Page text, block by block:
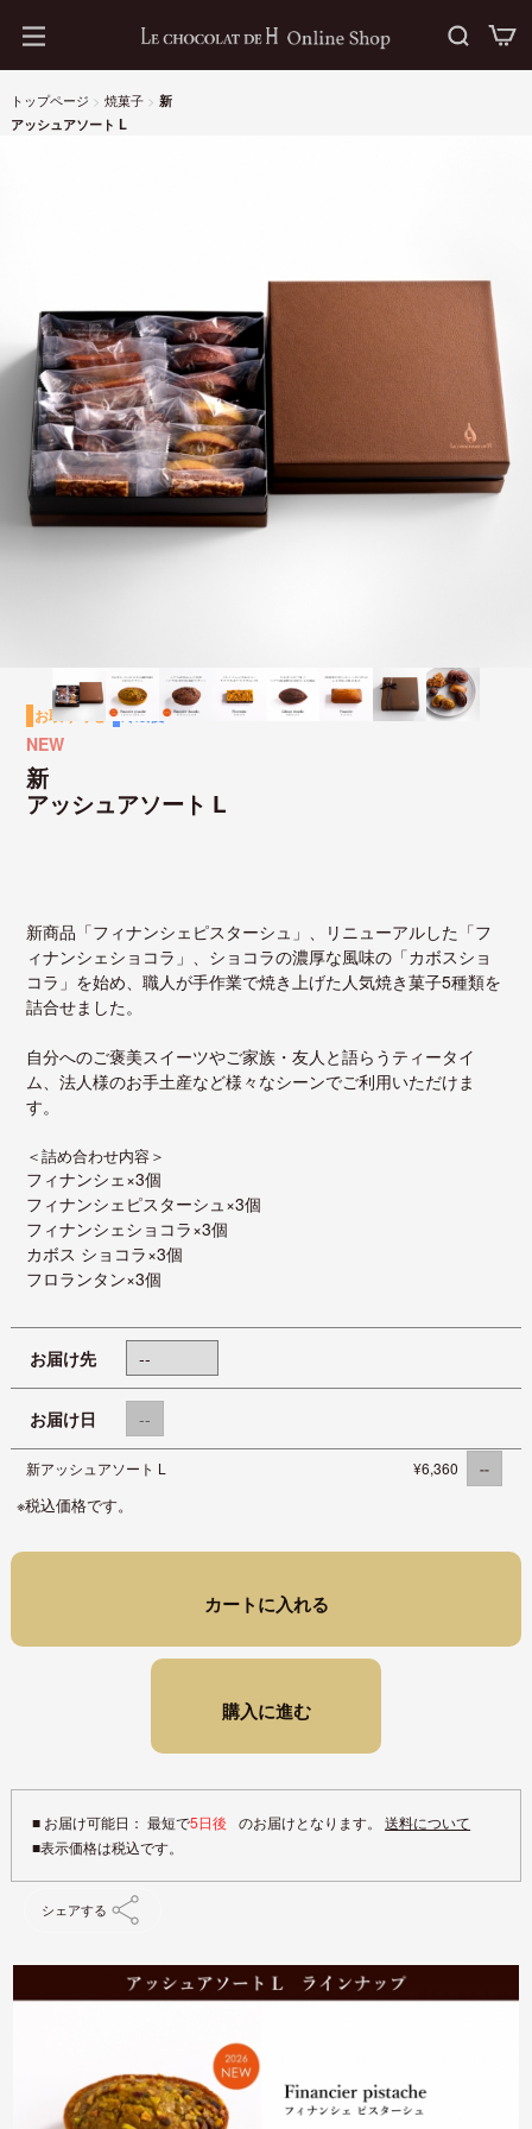
トップページ > 焼菓子> 新
アッシュアソート L
新
アッシュアソート L
NEW
お取り寄せ 冷蔵便
新商品「フィナンシェピスターシュ」、リニューアルした「フ
ィナンシェショコラ」、ショコラの濃厚な風味の「カボスショ
コラ」を始め、職人が手作業で焼き上げた人気焼き菓子5種類を
詰合せました。
自分へのご褒美スイーツやご家族・友人と語らうティータイ
ム、法人様のお手土産など様々なシーンでご利用いただけま
す。
＜詰め合わせ内容＞
フィナンシェ×3個
フィナンシェピスターシュ×3個
フィナンシェショコラ×3個
カボス ショコラ×3個
フロランタン×3個
お届け先
お届け日
新アッシュアソート L ¥6,360
※税込価格です。
カートに入れる
購入に進む
■ お届け可能日： 最短で5日後 のお届けとなります。 送料について
シェアする